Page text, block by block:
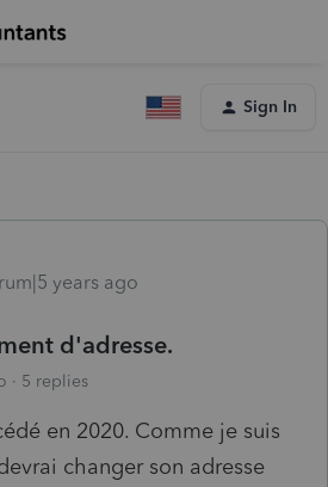
Sign In
years ago
d'adresse.
5 replies
en 2020. Comme je suis
changer son adresse